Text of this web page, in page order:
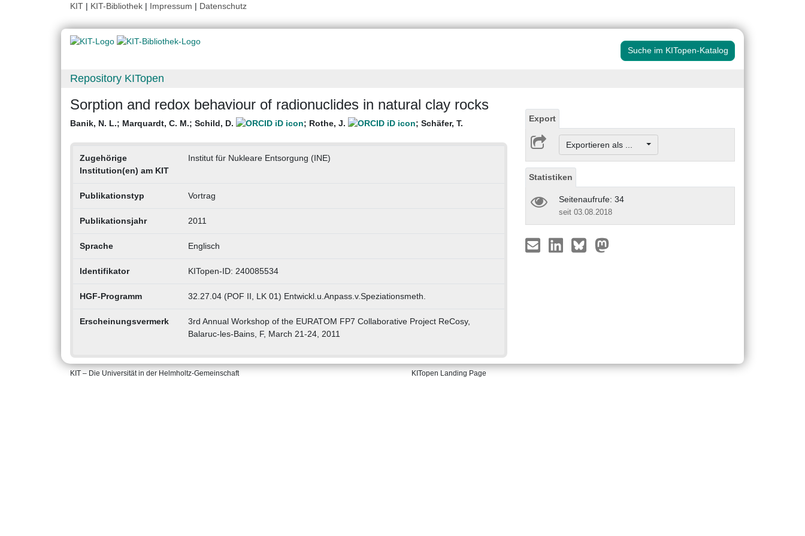
KIT | KIT-Bibliothek | Impressum | Datenschutz
Suche im KITopen-Katalog
Repository KITopen
Sorption and redox behaviour of radionuclides in natural clay rocks
Banik, N. L.; Marquardt, C. M.; Schild, D. ; Rothe, J. ; Schäfer, T.
Zugehörige
Institution(en) am KIT
Institut für Nukleare Entsorgung (INE)
Publikationstyp Vortrag
Publikationsjahr 2011
Sprache Englisch
Identifikator KITopen-ID: 240085534
HGF-Programm 32.27.04 (POF II, LK 01) Entwickl.u.Anpass.v.Speziationsmeth.
Erscheinungsvermerk
3rd Annual Workshop of the EURATOM FP7 Collaborative Project ReCosy,
Balaruc-les-Bains, F, March 21-24, 2011
Export
Exportieren als ...
Statistiken
Seitenaufrufe: 34
seit 03.08.2018
KIT – Die Universität in der Helmholtz-Gemeinschaft KITopen Landing Page